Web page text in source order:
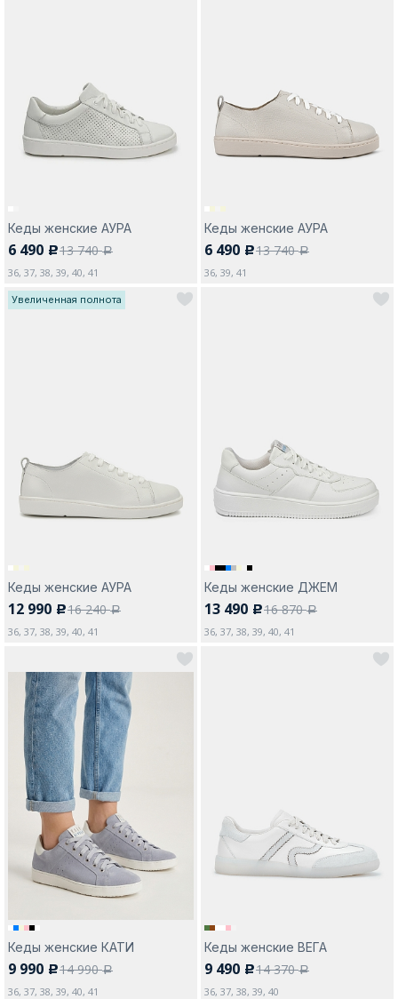
Кеды женские АУРА
6 490 c13 740a
36, 37, 38, 39, 40, 41
Кеды женские АУРА
6 490 c13 740a
36, 39, 41
Увеличенная полнота
Кеды женские АУРА
12 990 c16 240a
36, 37, 38, 39, 40, 41
Кеды женские ДЖЕМ
13 490 c16 870a
36, 37, 38, 39, 40, 41
Кеды женские КАТИ
9 990 c14 990a
36, 37, 38, 39, 40, 41
Кеды женские ВЕГА
9 490 c14 370a
36, 37, 38, 39, 40